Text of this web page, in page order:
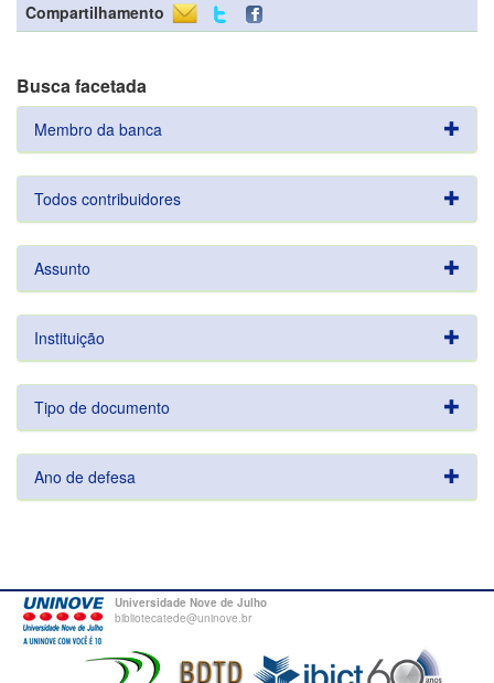
Compartilhamento
Busca facetada
Membro da banca
Todos contribuidores
Assunto
Instituição
Tipo de documento
Ano de defesa
Universidade Nove de Julho
bibliotecatede@uninove.br